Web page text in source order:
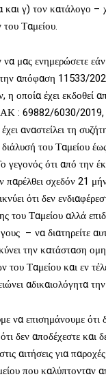
και γ) τον κατάλογο –
του Ταμείου.
μας ενημερώσετε εάν
την απόφαση 11533/
οποία έχει εκδοθεί
: 69882/6030/2019,
αναστείλει τη
του Ταμείου έως
γεγονός ότι από την
παρέλθει σχεδόν 21
ότι δεν
του Ταμείου αλλά
– να διατηρείτε
την κατάσταση
του Ταμείου και εν
αδικαιολόγητα
επισημάνουμε ότι
δεν αποδέχεστε και
αιτήσεις για
που καλύπτονταν